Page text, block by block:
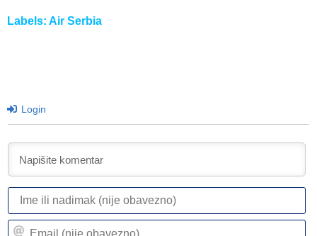
Labels: Air Serbia
Login